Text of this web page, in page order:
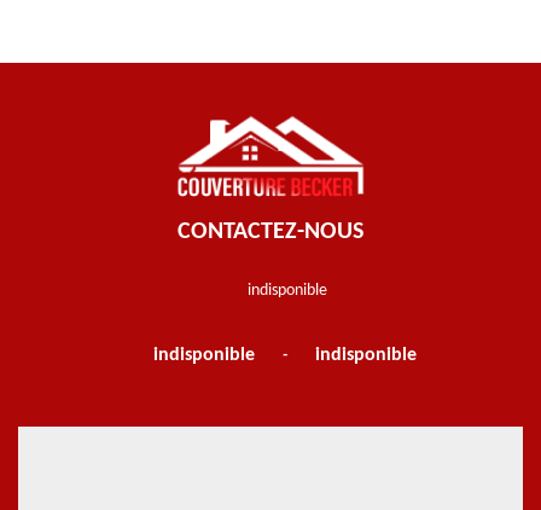
CONTACTEZ-NOUS
indisponible
indisponible - indisponible